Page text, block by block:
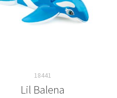
18441
Lil Balena